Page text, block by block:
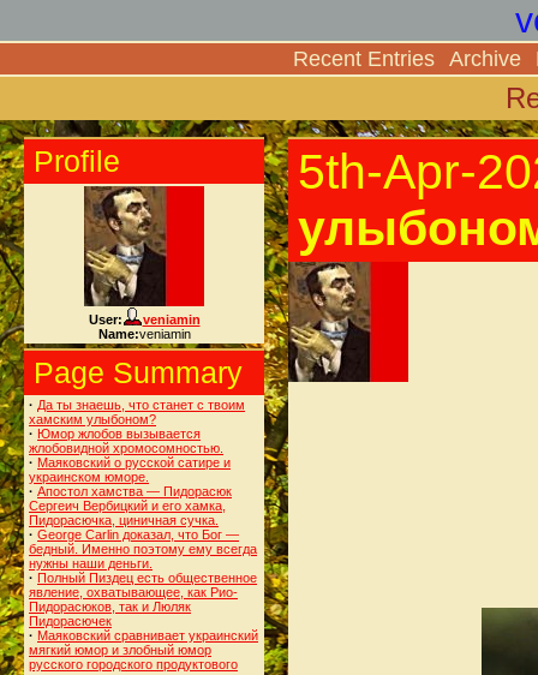
Recent Entries Archive
Profile
User:
veniamin
Name:veniamin
Page Summary
· Да ты знаешь, что станет с твоим
хамским улыбоном?
· Юмор жлобов вызывается
жлобовидной хромосомностью.
· Маяковский о русской сатире и
украинском юморе.
· Апостол хамства — Пидорасюк
Сергеич Вербицкий и его хамка,
Пидорасючка, циничная сучка.
· George Carlin доказал, что Бог —
бедный. Именно поэтому ему всегда
нужны наши деньги.
· Полный Пиздец есть общественное
явление, охватывающее, как Рио-
Пидорасюков, так и Люляк
Пидорасючек
· Маяковский сравнивает украинский
мягкий юмор и злобный юмор
русского городского продуктового
5th-Apr-